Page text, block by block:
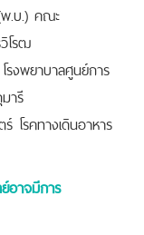
.บ.) คณะ
โรฒ
รงพยาบาลศูนย์การ
ารี
โรคทางเดินอาหาร
อาจมีการ